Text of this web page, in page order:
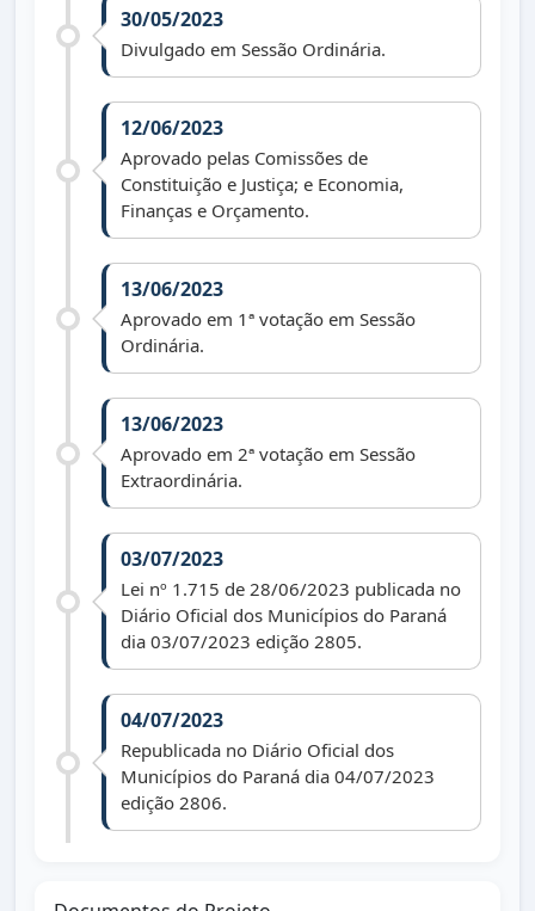
30/05/2023
Divulgado em Sessão Ordinária.
12/06/2023
Aprovado pelas Comissões de
Constituição e Justiça; e Economia,
Finanças e Orçamento.
13/06/2023
Aprovado em 1ª votação em Sessão
Ordinária.
13/06/2023
Aprovado em 2ª votação em Sessão
Extraordinária.
03/07/2023
Lei nº 1.715 de 28/06/2023 publicada no
Diário Oficial dos Municípios do Paraná
dia 03/07/2023 edição 2805.
04/07/2023
Republicada no Diário Oficial dos
Municípios do Paraná dia 04/07/2023
edição 2806.